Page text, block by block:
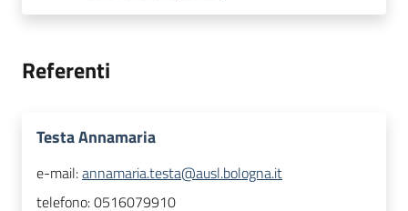
Referenti
Testa Annamaria
e-mail:annamaria.testa@ausl.bologna.it
telefono:0516079910